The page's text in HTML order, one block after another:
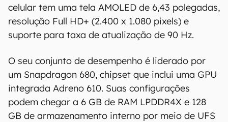
celular tem uma tela AMOLED de 6,43 polegadas,
resolução Full HD+ (2.400 x 1.080 pixels) e
suporte para taxa de atualização de 90 Hz.
O seu conjunto de desempenho é liderado por
um Snapdragon 680, chipset que inclui uma GPU
integrada Adreno 610. Suas configurações
podem chegar a 6 GB de RAM LPDDR4X e 128
GB de armazenamento interno por meio de UFS